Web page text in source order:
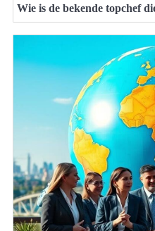
Wie is de bekende topchef